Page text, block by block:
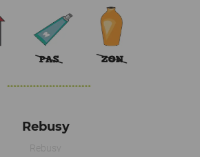
Rebusy
Rebusy